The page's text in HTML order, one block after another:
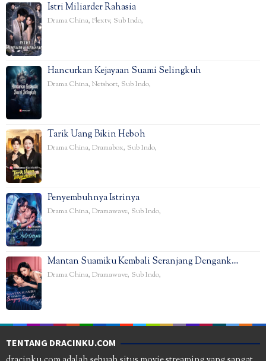
Istri Miliarder Rahasia
Drama China, Flextv, Sub Indo,
Hancurkan Kejayaan Suami Selingkuh
Drama China, Netshort, Sub Indo,
Tarik Uang Bikin Heboh
Drama China, Dramabox, Sub Indo,
Penyembuhnya Istrinya
Drama China, Dramawave, Sub Indo,
Mantan Suamiku Kembali Seranjang Dengank…
Drama China, Dramawave, Sub Indo,
TENTANG DRACINKU.COM